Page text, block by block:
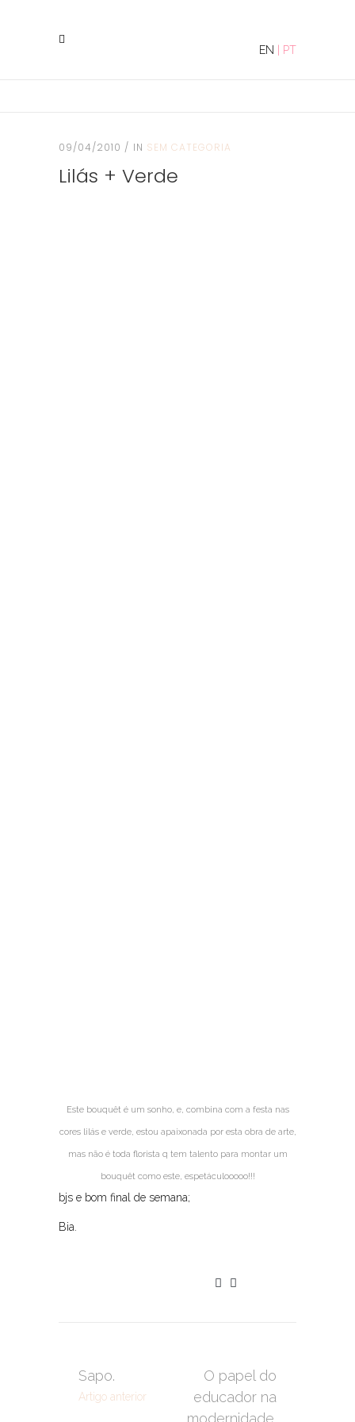
EN PT
09/04/2010 IN SEM CATEGORIA
Lilás + Verde
Este bouquêt é um sonho, e, combina com a festa nas
cores lilás e verde, estou apaixonada por esta obra de arte,
mas não é toda florista q tem talento para montar um
bouquêt como este, espetáculooooo!!!
bjs e bom final de semana;
Bia.
Sapo.
Artigo anterior
O papel do
educador na
modernidade.